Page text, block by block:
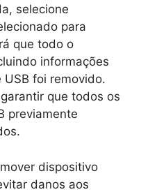
selecione
para
que todo o
informações
foi removido.
que todos os
previamente
dispositivo
danos aos